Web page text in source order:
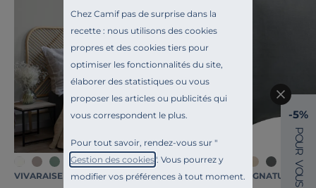
Chez Camif pas de surprise dans la
recette : nous utilisons des cookies
propres et des cookies tiers pour
optimiser les fonctionnalités du site,
élaborer des statistiques ou vous
proposer les articles ou publicités qui
vous correspondent le plus.
Pour tout savoir, rendez-vous sur "
Gestion des cookies". Vous pourrez y
modifier vos préférences à tout moment.
VIVARAISE CAMIF SIGNATURE
-5%
P
O
U
R
V
O
U
S